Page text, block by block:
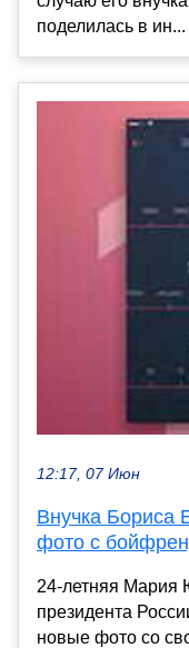
поделилась в ин...
12:17, 07 Июн
Внучка Бориса
фото с
24-летняя Мария
президента
новые фото со